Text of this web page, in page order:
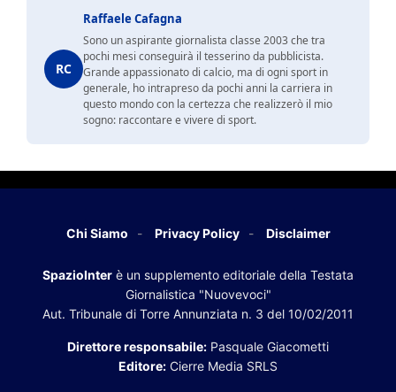
RC
Raffaele Cafagna
Sono un aspirante giornalista classe 2003 che tra
pochi mesi conseguirà il tesserino da pubblicista.
Grande appassionato di calcio, ma di ogni sport in
generale, ho intrapreso da pochi anni la carriera in
questo mondo con la certezza che realizzerò il mio
sogno: raccontare e vivere di sport.
Chi Siamo Privacy Policy Disclaimer
SpazioInter è un supplemento editoriale della Testata
Giornalistica "Nuovevoci"
Aut. Tribunale di Torre Annunziata n. 3 del 10/02/2011
Direttore responsabile: Pasquale Giacometti
Editore: Cierre Media SRLS